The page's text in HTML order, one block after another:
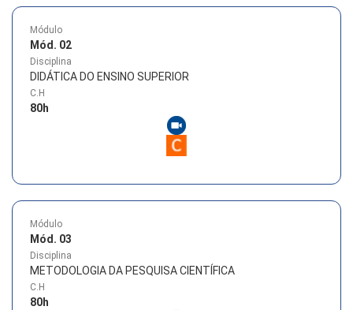
Módulo
Mód. 02
Disciplina
DIDÁTICA DO ENSINO SUPERIOR
C.H
80h
Módulo
Mód. 03
Disciplina
METODOLOGIA DA PESQUISA CIENTÍFICA
C.H
80h